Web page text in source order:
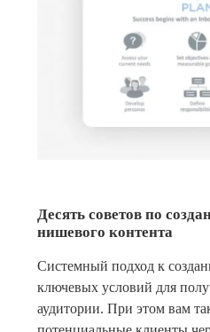
Десять советов по
нишевого контента
Системный подход к
ключевых условий для
аудитории. При этом вам